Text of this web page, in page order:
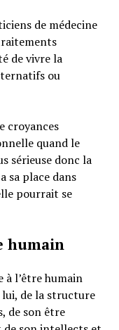
de médecine
de vivre la
ou
croyances
quand le
sérieuse donc la
sa place dans
pourrait se
humain
l’être humain
lui, de la structure
de son être